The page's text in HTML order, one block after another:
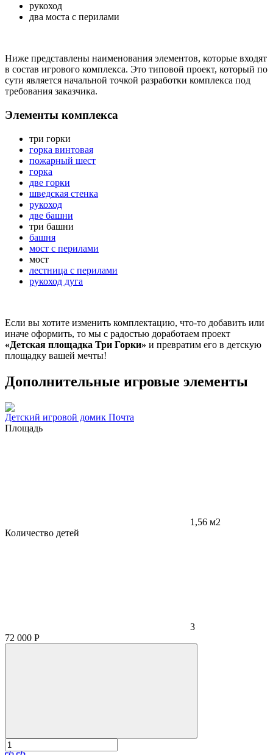
рукоход
два моста с перилами
Ниже представлены наименования элементов, которые входят
в состав игрового комплекса. Это типовой проект, который по
сути является начальной точкой разработки комплекса под
требования заказчика.
Элементы комплекса
три горки
горка винтовая
пожарный шест
горка
две горки
шведская стенка
рукоход
две башни
три башни
башня
мост с перилами
мост
лестница с перилами
рукоход дуга
Если вы хотите изменить комплектацию, что-то добавить или
иначе оформить, то мы с радостью доработаем проект
«Детская площадка Три Горки» и превратим его в детскую
площадку вашей мечты!
Дополнительные игровые элементы
Детский игровой домик Почта
Площадь
1,56 м2
Количество детей
3
72 000 Р